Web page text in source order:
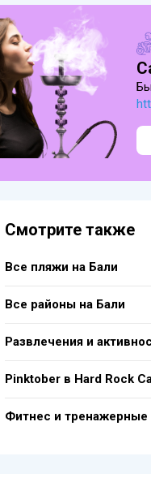
Смотрите также
Все пляжи на Бали
Все районы на Бали
Развлечения и
Pinktober в Hard Rock
Фитнес и тренажерные